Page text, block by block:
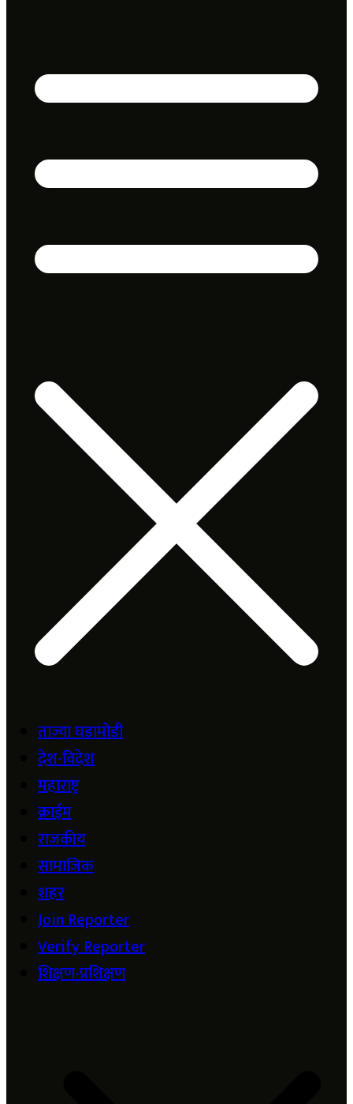
ताज्या घडामोडी
देश-विदेश
महाराष्ट्र
क्राईम
राजकीय
सामाजिक
शहर
Join Reporter
Verify Reporter
शिक्षण-प्रशिक्षण